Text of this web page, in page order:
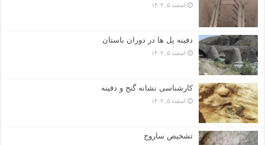
اسفند ۵, ۱۴۰۴
دفینه پل ها در دوران باستان
اسفند ۵, ۱۴۰۴
کارشناسی نشانه گنج و دفینه
اسفند ۵, ۱۴۰۴
تشخیص ساروج